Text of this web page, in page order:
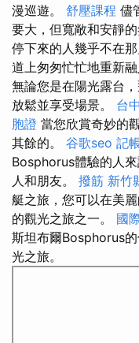
漫巡遊。 舒壓課程 儘
要大，但寬敞和安靜
停下來的人幾乎不在
道上匆匆忙忙地重新融
無論您是在陽光露台
放鬆並享受場景。 台
胞證 當您欣賞奇妙的
其餘的。 谷歌seo 記
Bosphorus體驗的人
人和朋友。 撥筋 新竹
艇之旅，您可以在美
的觀光之旅之一。 國
斯坦布爾Bosphorus
光之旅。